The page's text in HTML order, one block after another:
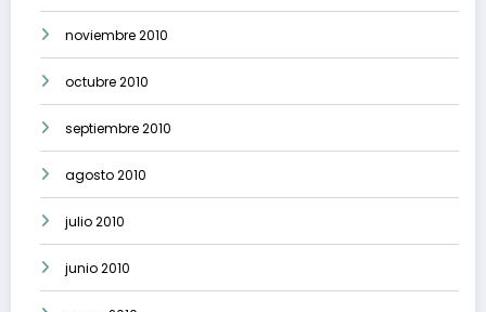
noviembre 2010
octubre 2010
septiembre 2010
agosto 2010
julio 2010
junio 2010